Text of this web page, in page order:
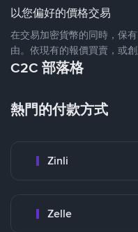
以您偏好的價格交易
在交易加密貨幣的同時，保
由。依現有的報價買賣，或
C2C 部落格
熱門的付款方式
Zinli
Zelle